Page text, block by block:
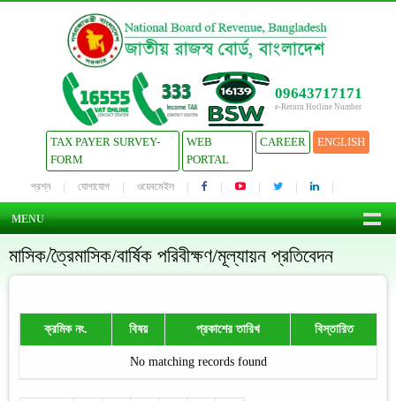
09643717171
e-Return Hotline Number
TAX PAYER SURVEY-
FORM
WEB
PORTAL
CAREER ENGLISH
প্রশ্ন যোগাযোগ ওয়েবমেইল
MENU
মাসিক/ত্রৈমাসিক/বার্ষিক পরিবীক্ষণ/মূল্যায়ন প্রতিবেদন
ক্রমিক নং. বিষয় প্রকাশের তারিখ বিস্তারিত
No matching records found